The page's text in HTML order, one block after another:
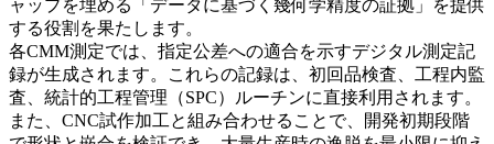
ャップを埋める「データに基づく幾何学精度の証拠」を提供
する役割を果たします。
各CMM測定では、指定公差への適合を示すデジタル測定記
録が生成されます。これらの記録は、初回品検査、工程内監
査、統計的工程管理（SPC）ルーチンに直接利用されます。
また、 CNC試作加工と組み合わせることで、開発初期段階